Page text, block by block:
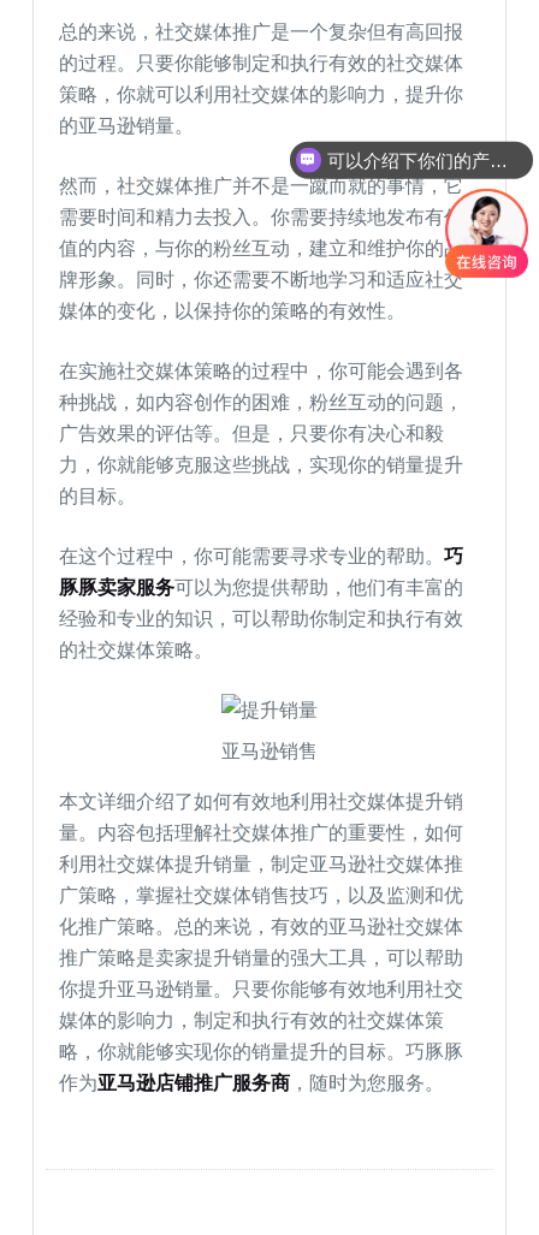
总的来说，社交媒体推广是一个复杂但有高回报
的过程。只要你能够制定和执行有效的社交媒体
策略，你就可以利用社交媒体的影响力，提升你
的亚马逊销量。
然而，社交媒体推广并不是一蹴而就的事情，它
需要时间和精力去投入。你需要持续地发布有价
值的内容，与你的粉丝互动，建立和维护你的品
牌形象。同时，你还需要不断地学习和适应社交
媒体的变化，以保持你的策略的有效性。
在实施社交媒体策略的过程中，你可能会遇到各
种挑战，如内容创作的困难，粉丝互动的问题，
广告效果的评估等。但是，只要你有决心和毅
力，你就能够克服这些挑战，实现你的销量提升
的目标。
在这个过程中，你可能需要寻求专业的帮助。巧
豚豚卖家服务可以为您提供帮助，他们有丰富的
经验和专业的知识，可以帮助你制定和执行有效
的社交媒体策略。
亚马逊销售
本文详细介绍了如何有效地利用社交媒体提升销
量。内容包括理解社交媒体推广的重要性，如何
利用社交媒体提升销量，制定亚马逊社交媒体推
广策略，掌握社交媒体销售技巧，以及监测和优
化推广策略。总的来说，有效的亚马逊社交媒体
推广策略是卖家提升销量的强大工具，可以帮助
你提升亚马逊销量。只要你能够有效地利用社交
媒体的影响力，制定和执行有效的社交媒体策
略，你就能够实现你的销量提升的目标。巧豚豚
作为亚马逊店铺推广服务商 ，随时为您服务。
可以介绍下你们的产品么